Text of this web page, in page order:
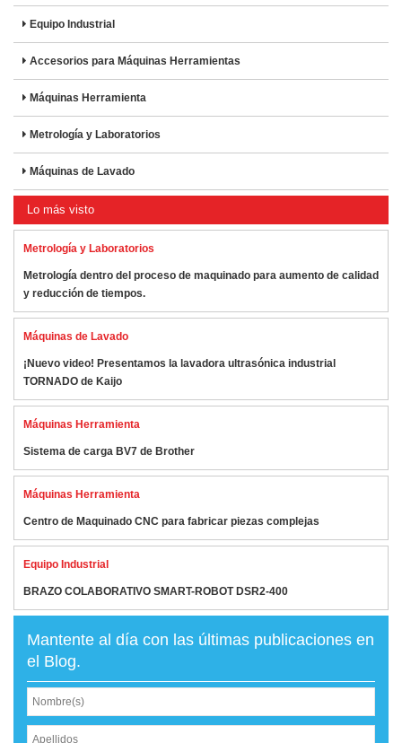
Equipo Industrial
Accesorios para Máquinas Herramientas
Máquinas Herramienta
Metrología y Laboratorios
Máquinas de Lavado
Lo más visto
Metrología y Laboratorios
Metrología dentro del proceso de maquinado para aumento de calidad
y reducción de tiempos.
Máquinas de Lavado
¡Nuevo video! Presentamos la lavadora ultrasónica industrial
TORNADO de Kaijo
Máquinas Herramienta
Sistema de carga BV7 de Brother
Máquinas Herramienta
Centro de Maquinado CNC para fabricar piezas complejas
Equipo Industrial
BRAZO COLABORATIVO SMART-ROBOT DSR2-400
Mantente al día con las últimas publicaciones en
el Blog.